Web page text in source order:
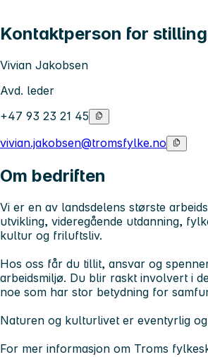
Kontaktperson for
Vivian Jakobsen
Avd. leder
+47 93 23 21 45
vivian.jakobsen@tromsfylke.no
Om bedriften
Vi er en av landsdelens største
utvikling, videregående utdanning,
kultur og friluftsliv.
Hos oss får du tillit, ansvar og
arbeidsmiljø. Du blir raskt involvert i
noe som har stor betydning for
Naturen og kulturlivet er eventyrlig
For mer informasjon om Troms